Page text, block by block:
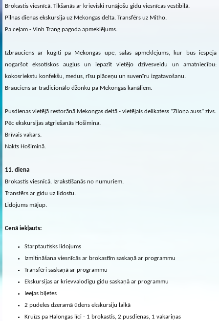
Brokastis viesnīcā. Tikšanās ar krieviski runājošu gidu viesnīcas vestibilā.
Pilnas dienas ekskursija uz Mekongas delta. Transfērs uz Mitho.
Pa ceļam - Vinh Trang pagoda apmeklējums.
Izbrauciens ar kuģīti pa Mekongas upe, salas apmeklējums, kur būs iespēja
nogaršot eksotiskos augļus un iepazīt vietējo dzīvesveidu un amatniecību:
kokosriekstu konfekšu, medus, rīsu plāceņu un suvenīru izgatavošanu.
Brauciens ar tradicionālo džonku pa Mekongas kanāliem.
Pusdienas vietējā restorānā Mekongas deltā - vietējais delikatess “Ziloņa auss” zivs.
Pēc ekskursijas atgriešanās Hošimina.
Brīvais vakars.
Nakts Hošiminā.
11. diena
Brokastis viesnīcā. Izrakstīšanās no numuriem.
Transfērs ar gidu uz lidostu.
Lidojums mājup.
Cenā iekļauts:
Starptautisks lidojums
Izmitināšana viesnīcās ar brokastīm saskaņā ar programmu
Transfēri saskaņā ar programmu
Ekskursijas ar krievvalodīgu gidu saskaņā ar programmu
Ieejas biļetes
2 pudeles dzeramā ūdens ekskursiju laikā
Kruīzs pa Halongas līci - 1 brokastis, 2 pusdienas, 1 vakariņas